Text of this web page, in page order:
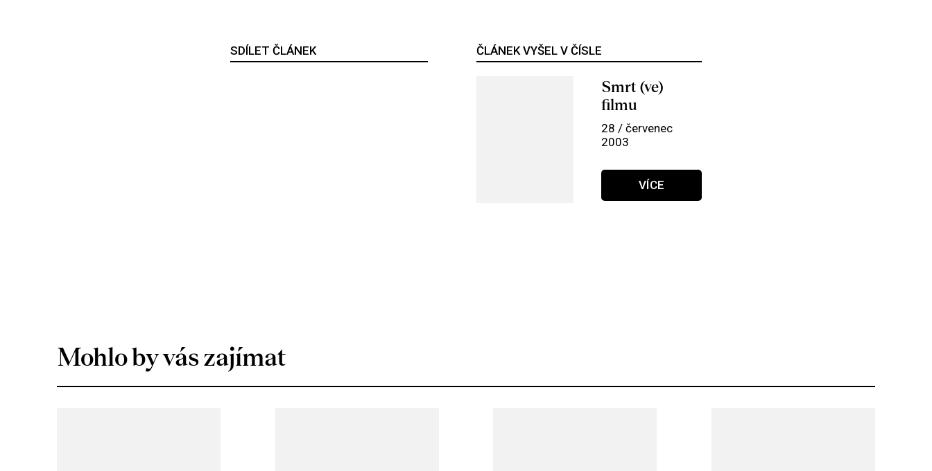
SDÍLET ČLÁNEK ČLÁNEK VYŠEL V ČÍSLE
Smrt (ve)
filmu
28 / červenec
2003
VÍCE
Mohlo by vás zajímat